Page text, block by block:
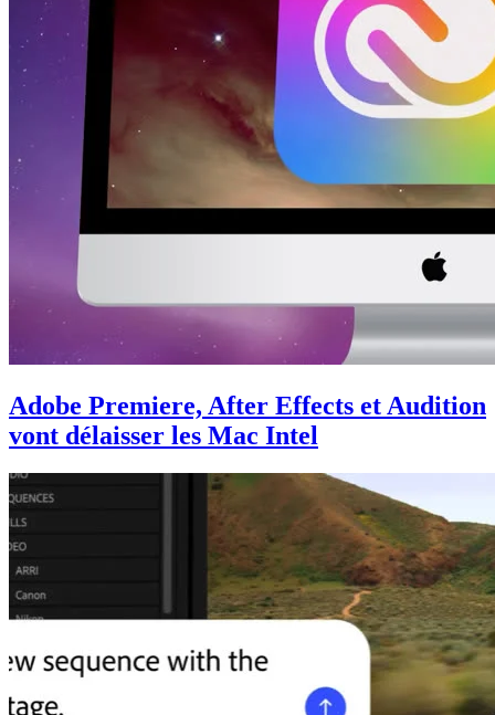
Adobe Premiere, After Effects et Audition
vont délaisser les Mac Intel